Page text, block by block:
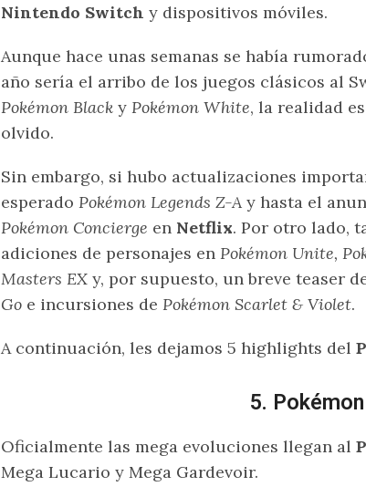
Nintendo Switch y dispositivos móviles.
Aunque hace unas semanas se había
año sería el arribo de los juegos clásicos al
Pokémon Black y Pokémon White, la realidad
olvido.
Sin embargo, si hubo actualizaciones
esperado Pokémon Legends Z-A y hasta el
Pokémon Concierge en Netflix. Por otro lado,
adiciones de personajes en Pokémon Unite,
Masters EX y, por supuesto, un breve teaser
Go e incursiones de Pokémon Scarlet & Violet.
A continuación, les dejamos 5 highlights del
5. Pokémon
Oficialmente las mega evoluciones llegan al
Mega Lucario y Mega Gardevoir.